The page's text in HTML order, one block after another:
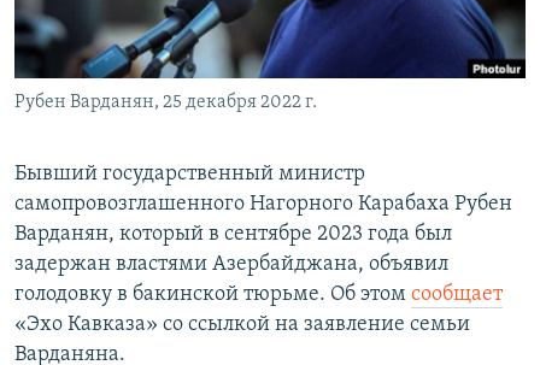
Рубен Варданян, 25 декабря 2022 г.
Бывший государственный министр
самопровозглашенного Нагорного Карабаха Рубен
Варданян, который в сентябре 2023 года был
задержан властями Азербайджана, объявил
голодовку в бакинской тюрьме. Об этом сообщает
«Эхо Кавказа» со ссылкой на заявление семьи
Варданяна.